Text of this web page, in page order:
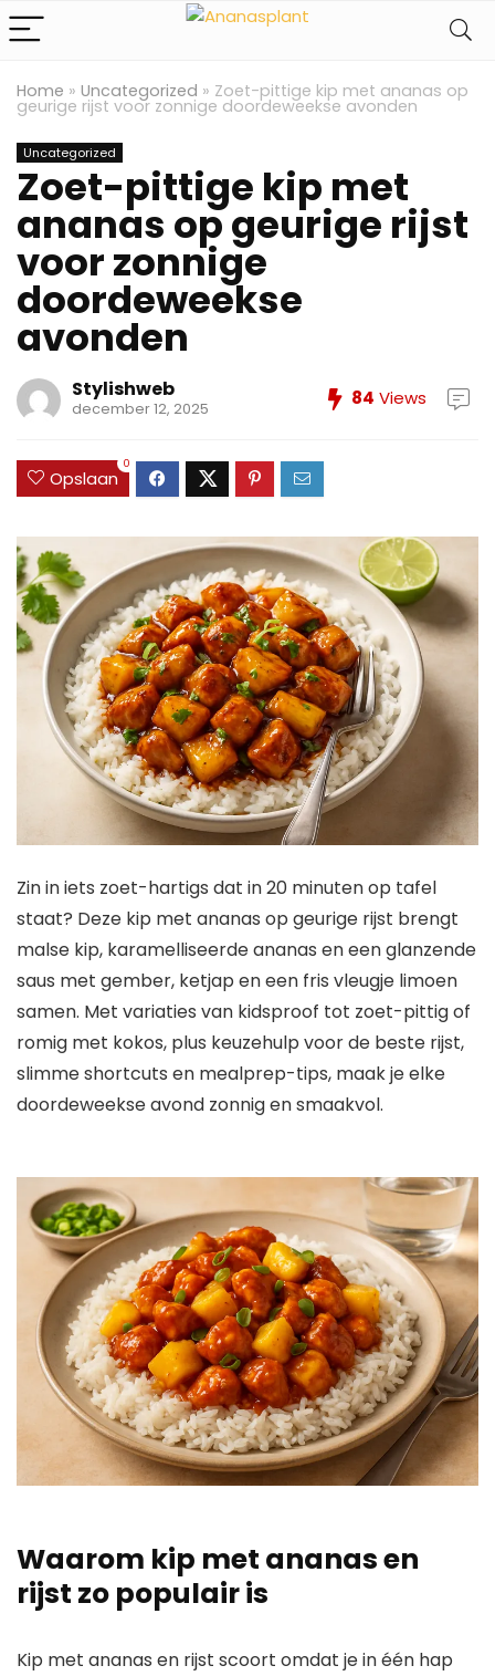
Home » Uncategorized » Zoet-pittige kip met ananas op
geurige rijst voor zonnige doordeweekse avonden
Uncategorized
Zoet-pittige kip met
ananas op geurige rijst
voor zonnige
doordeweekse
avonden
Stylishweb
december 12, 2025 84 Views
Opslaan
0
Zin in iets zoet-hartigs dat in 20 minuten op tafel
staat? Deze kip met ananas op geurige rijst brengt
malse kip, karamelliseerde ananas en een glanzende
saus met gember, ketjap en een fris vleugje limoen
samen. Met variaties van kidsproof tot zoet-pittig of
romig met kokos, plus keuzehulp voor de beste rijst,
slimme shortcuts en mealprep-tips, maak je elke
doordeweekse avond zonnig en smaakvol.
Waarom kip met ananas en
rijst zo populair is
Kip met ananas en rijst scoort omdat je in één hap